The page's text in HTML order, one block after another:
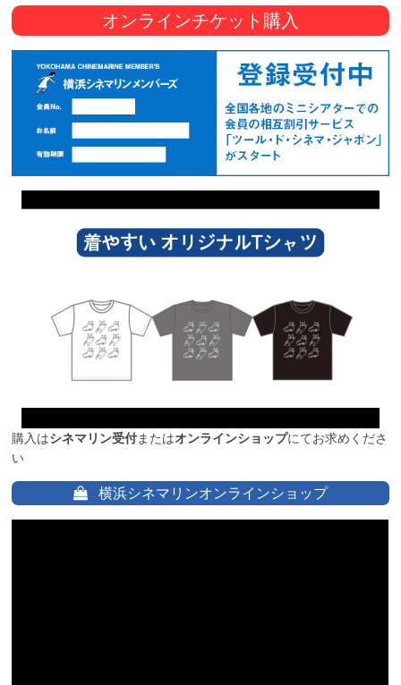
オンラインチケット購入
購入はシネマリン受付またはオンラインショップにてお求めくださ
い
横浜シネマリンオンラインショップ